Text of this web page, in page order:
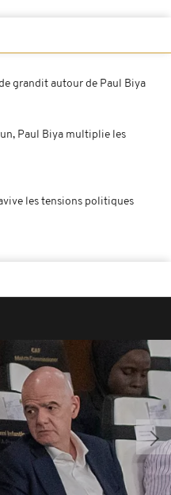
grandit autour de Paul Biya
Paul Biya multiplie les
les tensions politiques